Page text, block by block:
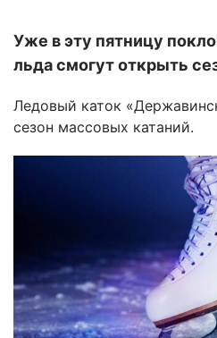
Уже в эту пятницу
льда смогут открыть
Ледовый каток
сезон массовых катаний.